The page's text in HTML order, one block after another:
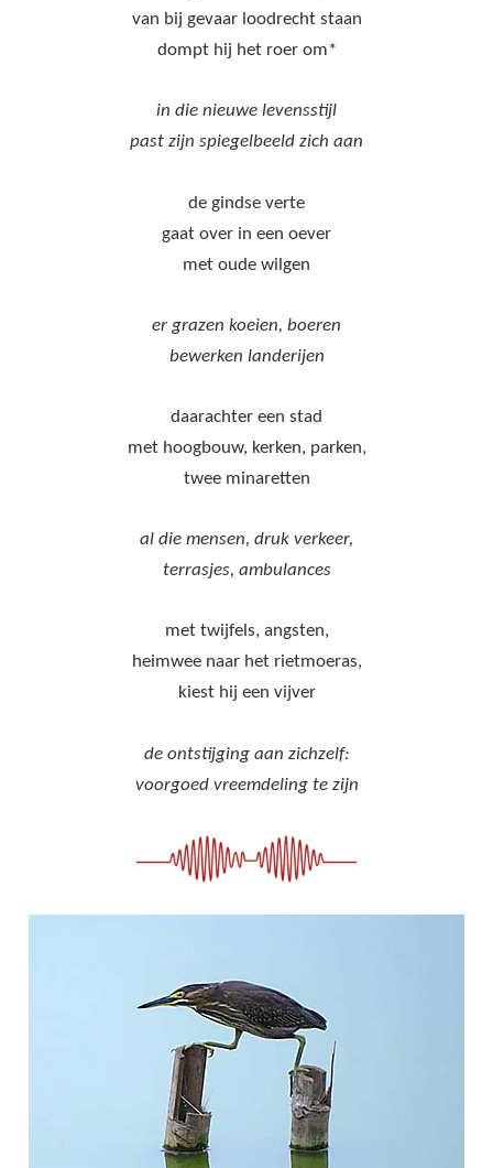
van bij gevaar loodrecht staan
dompt hij het roer om*
in die nieuwe levensstijl
past zijn spiegelbeeld zich aan
de gindse verte
gaat over in een oever
met oude wilgen
er grazen koeien, boeren
bewerken landerijen
daarachter een stad
met hoogbouw, kerken, parken,
twee minaretten
al die mensen, druk verkeer,
terrasjes, ambulances
met twijfels, angsten,
heimwee naar het rietmoeras,
kiest hij een vijver
de ontstijging aan zichzelf:
voorgoed vreemdeling te zijn